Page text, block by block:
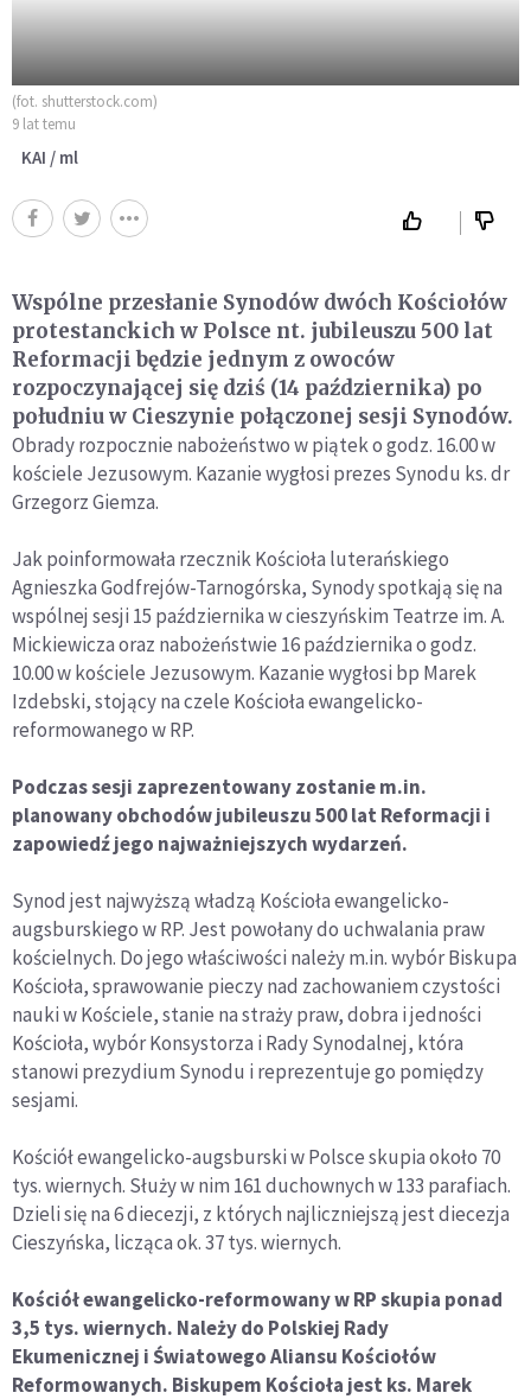
(fot. shutterstock.com)
9 lat temu
KAI / ml
Wspólne przesłanie Synodów dwóch Kościołów
protestanckich w Polsce nt. jubileuszu 500 lat
Reformacji będzie jednym z owoców
rozpoczynającej się dziś (14 października) po
południu w Cieszynie połączonej sesji Synodów.
Obrady rozpocznie nabożeństwo w piątek o godz. 16.00 w
kościele Jezusowym. Kazanie wygłosi prezes Synodu ks. dr
Grzegorz Giemza.
Jak poinformowała rzecznik Kościoła luterańskiego
Agnieszka Godfrejów-Tarnogórska, Synody spotkają się na
wspólnej sesji 15 października w cieszyńskim Teatrze im. A.
Mickiewicza oraz nabożeństwie 16 października o godz.
10.00 w kościele Jezusowym. Kazanie wygłosi bp Marek
Izdebski, stojący na czele Kościoła ewangelicko-
reformowanego w RP.
Podczas sesji zaprezentowany zostanie m.in.
planowany obchodów jubileuszu 500 lat Reformacji i
zapowiedź jego najważniejszych wydarzeń.
Synod jest najwyższą władzą Kościoła ewangelicko-
augsburskiego w RP. Jest powołany do uchwalania praw
kościelnych. Do jego właściwości należy m.in. wybór Biskupa
Kościoła, sprawowanie pieczy nad zachowaniem czystości
nauki w Kościele, stanie na straży praw, dobra i jedności
Kościoła, wybór Konsystorza i Rady Synodalnej, która
stanowi prezydium Synodu i reprezentuje go pomiędzy
sesjami.
Kościół ewangelicko-augsburski w Polsce skupia około 70
tys. wiernych. Służy w nim 161 duchownych w 133 parafiach.
Dzieli się na 6 diecezji, z których najliczniejszą jest diecezja
Cieszyńska, licząca ok. 37 tys. wiernych.
Kościół ewangelicko-reformowany w RP skupia ponad
3,5 tys. wiernych. Należy do Polskiej Rady
Ekumenicznej i Światowego Aliansu Kościołów
Reformowanych. Biskupem Kościoła jest ks. Marek